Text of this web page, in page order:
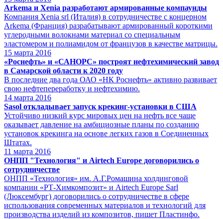
Arkema и Xenia разработают армированные компаунды
Компания Xenia srl (Италия) в сотрудничестве с концерном
Arkema (Франция) разрабатывают армированный короткими
углеродными волокнами материал со специальным
эластомером и полиамидом от французов в качестве матрицы.
15 марта 2016
«Роснефть» и «САНОРС» построят нефтехимический завод
в Самарской области к 2020 году
В последние два года ОАО «НК Роснефть» активно развивает
свою нефтепереработку и нефтехимию.
14 марта 2016
Sasol откладывает запуск крекинг-установки в США
Устойчиво низкий курс мировых цен на нефть все чаще
оказывает давление на амбициозные планы по созданию
установок крекинга на основе легких газов в Соединенных
Штатах.
11 марта 2016
ОНПП "Технология" и Airtech Europe договорились о
сотрудничестве
ОНПП «Технология» им. А.Г.Ромашина холдинговой
компании «РТ-Химкомпозит» и Airtech Europe Sarl
(Люксембург) договорились о сотрудничестве в сфере
использования современных материалов и технологий для
производства изделий из композитов, пишет Пластинфо.